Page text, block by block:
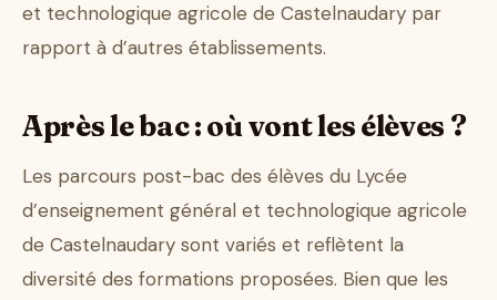
et technologique agricole de Castelnaudary par
rapport à d’autres établissements.
Après le bac : où vont les élèves ?
Les parcours post-bac des élèves du Lycée
d’enseignement général et technologique agricole
de Castelnaudary sont variés et reflètent la
diversité des formations proposées. Bien que les